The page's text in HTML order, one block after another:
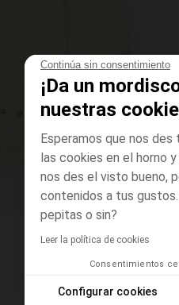
Continúa sin consentimiento
¡Da un
nuestras
Esperamos que nos
las cookies en el horno
nos des el visto bueno,
contenidos a tus
pepitas o sin?
Leer la política de cookies
Consentimientos
Configurar cookies